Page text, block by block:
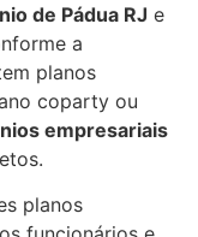
de Pádua RJ e
a
planos
coparty ou
empresariais
planos